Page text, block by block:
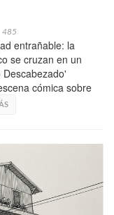
485
entrañable: la
se cruzan en un
cómica sobre